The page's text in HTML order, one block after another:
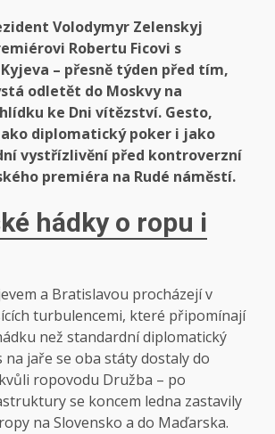
Volodymyr Zelenskyj
Robertu Ficovi s
– přesně týden před tím,
odletět do Moskvy na
ke Dni vítězství. Gesto,
diplomatický poker i jako
vystřízlivění před kontroverzní
premiéra na Rudé náměstí.
hádky o ropu i
a Bratislavou procházejí v
turbulencemi, které připomínají
než standardní diplomatický
na jaře se oba státy dostaly do
ropovodu Družba – po
se koncem ledna zastavily
na Slovensko a do Maďarska.